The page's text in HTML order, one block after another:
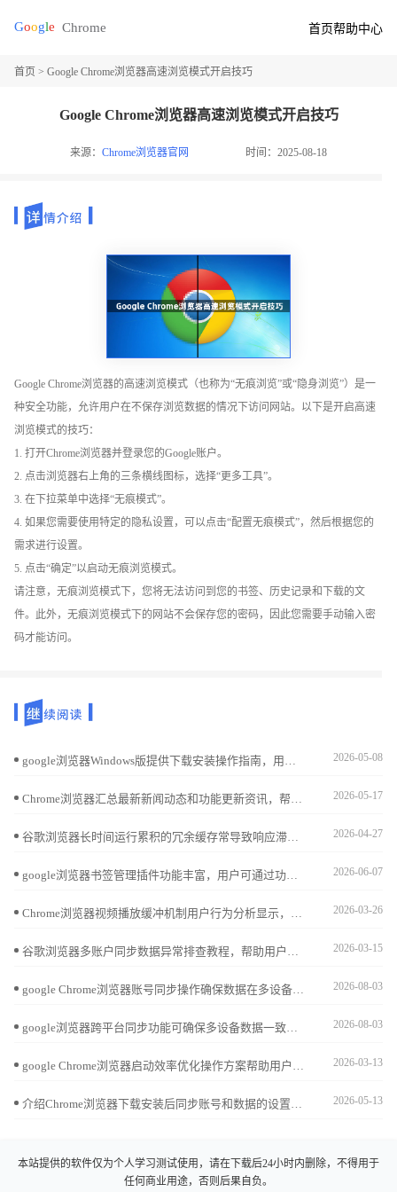
首页帮助中心
首页 > Google Chrome浏览器高速浏览模式开启技巧
Google Chrome浏览器高速浏览模式开启技巧
来源：Chrome浏览器官网 时间：2025-08-18
Google Chrome浏览器的高速浏览模式（也称为“无痕浏览”或“隐身浏览”）是一
种安全功能，允许用户在不保存浏览数据的情况下访问网站。以下是开启高速
浏览模式的技巧：
1. 打开Chrome浏览器并登录您的Google账户。
2. 点击浏览器右上角的三条横线图标，选择“更多工具”。
3. 在下拉菜单中选择“无痕模式”。
4. 如果您需要使用特定的隐私设置，可以点击“配置无痕模式”，然后根据您的
需求进行设置。
5. 点击“确定”以启动无痕浏览模式。
请注意，无痕浏览模式下，您将无法访问到您的书签、历史记录和下载的文
件。此外，无痕浏览模式下的网站不会保存您的密码，因此您需要手动输入密
码才能访问。
google浏览器Windows版提供下载安装操作指南，用户可高效完成部署，实现浏览器稳定运行和顺畅使用，提升整体操作效率。 2026-05-08
Chrome浏览器汇总最新新闻动态和功能更新资讯，帮助用户第一时间掌握软件变化，了解操作优化和使用技巧。 2026-05-17
谷歌浏览器长时间运行累积的冗余缓存常导致响应滞后。详细解析开启自动清理策略后的性能变化，通过实战演示释放存储空间与提升软件冷启动速度的平衡点，为您推荐最科学的管理方案，确保浏览器在长期使用中依然保持响应灵敏，提升交互反馈质感。 2026-04-27
google浏览器书签管理插件功能丰富，用户可通过功能对比掌握高效整理方法，实现收藏夹便捷管理。 2026-06-07
Chrome浏览器视频播放缓冲机制用户行为分析显示，通过对用户播放习惯和缓冲优化策略研究，提升视频观看稳定性和流畅度。 2026-03-26
谷歌浏览器多账户同步数据异常排查教程，帮助用户识别同步问题并提供优化解决方案，确保跨设备数据完整与高效同步。 2026-03-15
google Chrome浏览器账号同步操作确保数据在多设备间一致，用户可以安全访问账户信息，保障数据安全。 2026-08-03
google浏览器跨平台同步功能可确保多设备数据一致。本教程解析操作方案，帮助用户高效管理书签、密码和设置，实现便捷跨设备使用。 2026-08-03
google Chrome浏览器启动效率优化操作方案帮助用户减少启动延迟，提高浏览器开启速度，实现日常高效使用体验。 2026-03-13
介绍Chrome浏览器下载安装后同步账号和数据的设置方法，实现多设备数据无缝连接，提升使用便捷性。 2026-05-13
本站提供的软件仅为个人学习测试使用，请在下载后24小时内删除，不得用于
任何商业用途，否则后果自负。